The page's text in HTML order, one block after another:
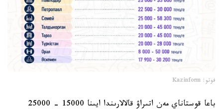
فوتو: Kazinform
باعا قوستاناي مەن اتىراۋ قالالارىندا ايىنا 15000 - 25000